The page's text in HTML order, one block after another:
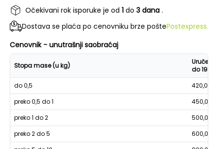
Očekivani rok isporuke je od 1 do 3 dana .
Dostava se plaća po cenovniku brze poštePostexpress.
Cenovnik - unutrašnji saobraćaj
Stopa mase (u kg)
Uručenje
do 19h
do 0,5
420,00
preko 0,5 do 1
450,00
preko 1 do 2
500,00
preko 2 do 5
600,00